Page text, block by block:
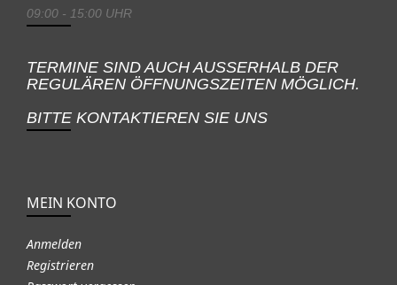
09:00 - 15:00 UHR
TERMINE SIND AUCH AUSSERHALB DER
REGULÄREN ÖFFNUNGSZEITEN MÖGLICH.
BITTE KONTAKTIEREN SIE UNS
MEIN KONTO
Anmelden
Registrieren